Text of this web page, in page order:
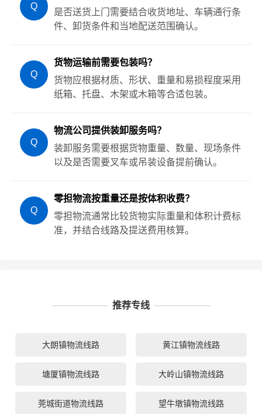
Q
是否送货上门需要结合收货地址、车辆通行条
件、卸货条件和当地配送范围确认。
Q
货物运输前需要包装吗？
货物应根据材质、形状、重量和易损程度采用
纸箱、托盘、木架或木箱等合适包装。
Q
物流公司提供装卸服务吗？
装卸服务需要根据货物重量、数量、现场条件
以及是否需要叉车或吊装设备提前确认。
Q
零担物流按重量还是按体积收费？
零担物流通常比较货物实际重量和体积计费标
准，并结合线路及提送费用核算。
推荐专线
大朗镇物流线路 黄江镇物流线路
塘厦镇物流线路 大岭山镇物流线路
莞城街道物流线路 望牛墩镇物流线路